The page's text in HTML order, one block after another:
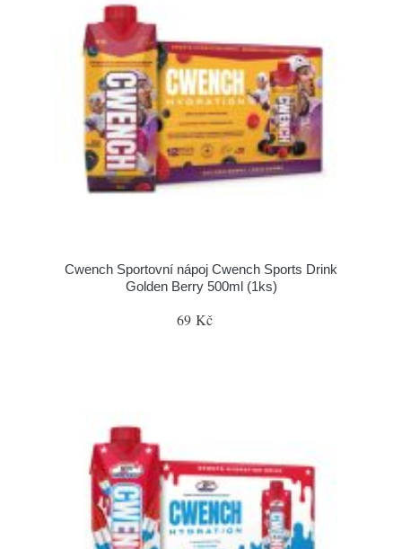
Cwench Sportovní nápoj Cwench Sports Drink
Golden Berry 500ml (1ks)
69 Kč